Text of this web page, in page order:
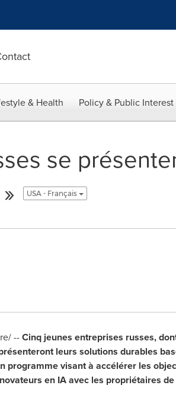
& Health Policy & Public Interest
se
USA - Français
--Cinq jeunes entreprises russes,
leurs solutions durables
programme visant à accélérer les
en IA avec les propriétaires